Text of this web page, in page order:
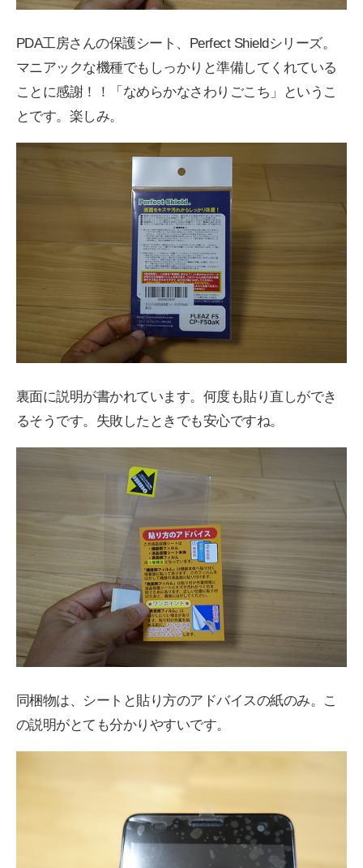
PDA工房さんの保護シート、Perfect Shieldシリーズ。
マニアックな機種でもしっかりと準備してくれている
ことに感謝！！「なめらかなさわりごこち」というこ
とです。楽しみ。
裏面に説明が書かれています。何度も貼り直しができ
るそうです。失敗したときでも安心ですね。
同梱物は、シートと貼り方のアドバイスの紙のみ。こ
の説明がとても分かりやすいです。